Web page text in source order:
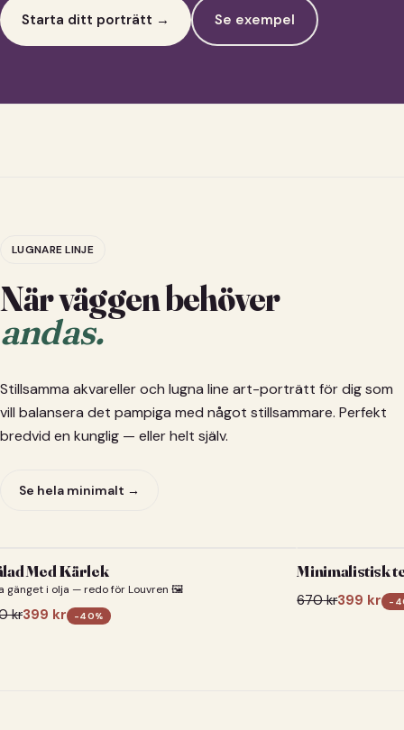
Starta ditt porträtt → Se exempel
LUGNARE LINJE
När väggen behöver
andas.
Stillsamma akvareller och lugna line art-porträtt för dig som
vill balansera det pampiga med något stillsammare. Perfekt
bredvid en kunglig — eller helt själv.
Se hela minimalt →
Med Kärlek
gänget i olja — redo för Louvren 🖼️
kr399 kr -40%
Minimalistisk
670kr399 kr -